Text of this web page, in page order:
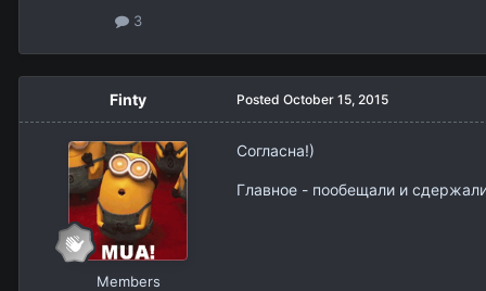
3
Finty
Members
Posted October 15, 2015
Согласна!)
Главное - пообещали и